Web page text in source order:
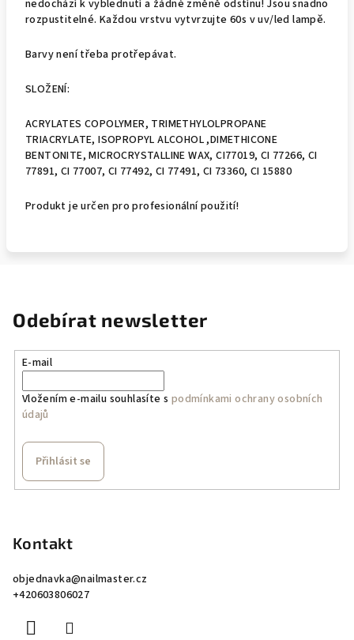
nedochází k vyblednutí a žádné změně odstínu! Jsou snadno
rozpustitelné. Každou vrstvu vytvrzujte 60s v uv/led lampě.
Barvy není třeba protřepávat.
SLOŽENÍ:
ACRYLATES COPOLYMER, TRIMETHYLOLPROPANE
TRIACRYLATE, ISOPROPYL ALCOHOL ,DIMETHICONE
BENTONITE, MICROCRYSTALLINE WAX, CI77019, CI 77266, CI
77891, CI 77007, CI 77492, CI 77491, CI 73360, CI 15880
Produkt je určen pro profesionální použití!
Odebírat newsletter
E-mail
Vložením e-mailu souhlasíte s podmínkami ochrany osobních
údajů
Přihlásit se
Kontakt
objednavka@nailmaster.cz
+420603806027